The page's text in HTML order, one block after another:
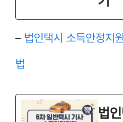
– 법인택시 소득안정지
법
법